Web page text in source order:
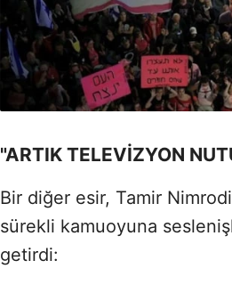
"ARTIK TELEVİZYON
Bir diğer esir, Tamir
sürekli kamuoyuna
getirdi: